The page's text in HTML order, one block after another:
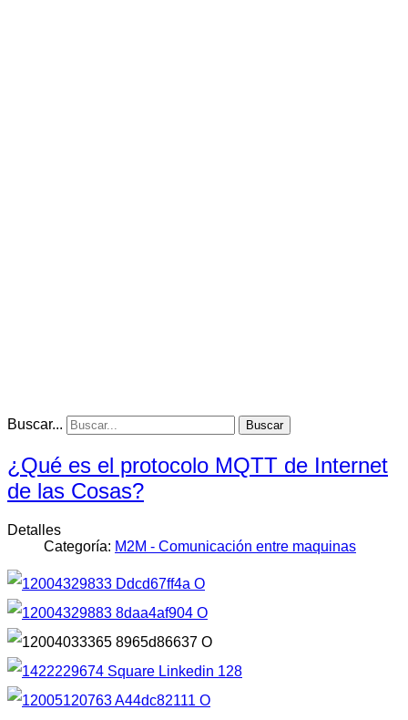
Buscar... Buscar
¿Qué es el protocolo MQTT de Internet
de las Cosas?
Detalles
Categoría: M2M - Comunicación entre maquinas